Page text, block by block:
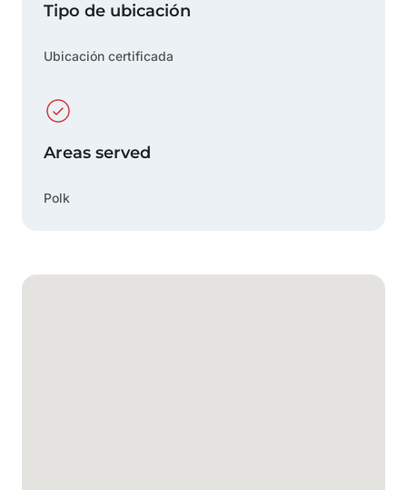
Mapa de Google
Tipo de ubicación
Ubicación certificada
Areas served
Polk